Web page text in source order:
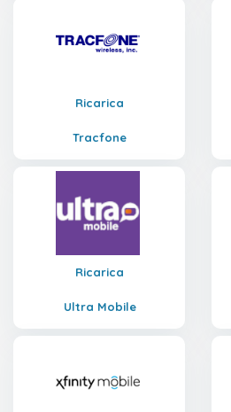
Ricarica
Tracfone
Ricarica
Ultra Mobile